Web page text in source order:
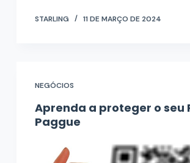
STARLING 11 DE MARÇO DE 2024
NEGÓCIOS
Aprenda a proteger o seu
Paggue